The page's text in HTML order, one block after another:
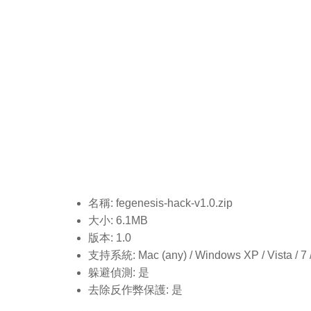
名稱: fegenesis-hack-v1.0.zip
大小: 6.1MB
版本: 1.0
支持系統: Mac (any) / Windows XP / Vista / 7
躲避偵測: 是
去除反作弊保護: 是